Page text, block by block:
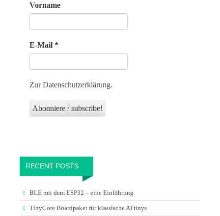
Vorname
E-Mail *
Zur Datenschutzerklärung.
RECENT POSTS
BLE mit dem ESP32 – eine Einführung
TinyCore Boardpaket für klassische ATtinys